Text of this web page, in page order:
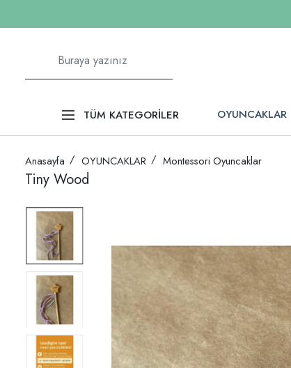
TÜM KATEGORİLER OYUNCAKLAR
Anasayfa OYUNCAKLAR Montessori Oyuncaklar
Tiny Wood